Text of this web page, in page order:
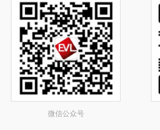
微信公众号